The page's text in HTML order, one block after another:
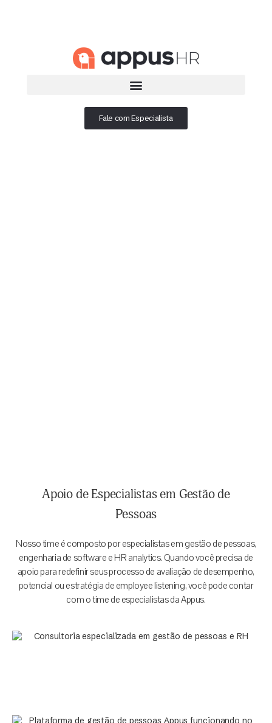
Fale com Especialista
Apoio de Especialistas em Gestão de
Pessoas
Nosso time é composto por especialistas em gestão de pessoas,
engenharia de software e HR analytics. Quando você precisa de
apoio para redefinir seus processo de avaliação de desempenho,
potencial ou estratégia de employee listening, você pode contar
com o time de especialistas da Appus.